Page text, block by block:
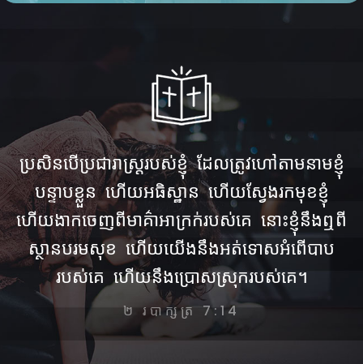
ប្រសិនបើ​ប្រជារាស្ត្រ​របស់​ខ្ញុំ ដែល​ត្រូវ​ហៅ​តាម​នាម​ខ្ញុំ
បន្ទាប​ខ្លួន ហើយ​អធិស្ឋាន ហើយ​ស្វែង​រក​មុខ​ខ្ញុំ
ហើយ​ងាក​ចេញ​ពី​មាគ៌ា​អាក្រក់​របស់​គេ នោះ​ខ្ញុំ​នឹង​ឮ​ពី​
ស្ថាន​បរមសុខ ហើយ​យើង​នឹង​អត់​ទោស​អំពើ​បាប​
របស់​គេ ហើយ​នឹង​ប្រោស​ស្រុក​របស់​គេ។
២ របាក្សត្រ 7:14